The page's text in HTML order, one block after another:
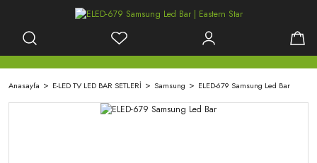
Anasayfa E-LED TV LED BAR SETLERİ Samsung ELED-679 Samsung Led Bar